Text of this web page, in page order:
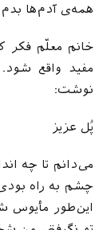
همه‌ی آدم‌ها بدم
خانم معلّم فکر
مفید واقع
نوشت:
پُل عزیز
می‌دانم تا چه
چشم به راه
این‌طور مأیوس